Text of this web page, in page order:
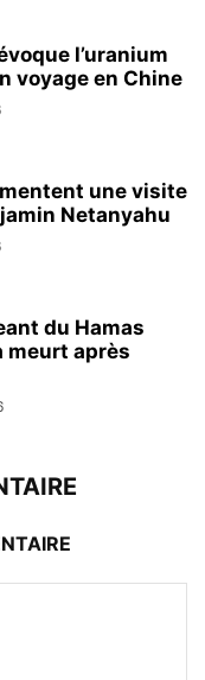
l’uranium
voyage en Chine
une visite
Netanyahu
du Hamas
meurt après